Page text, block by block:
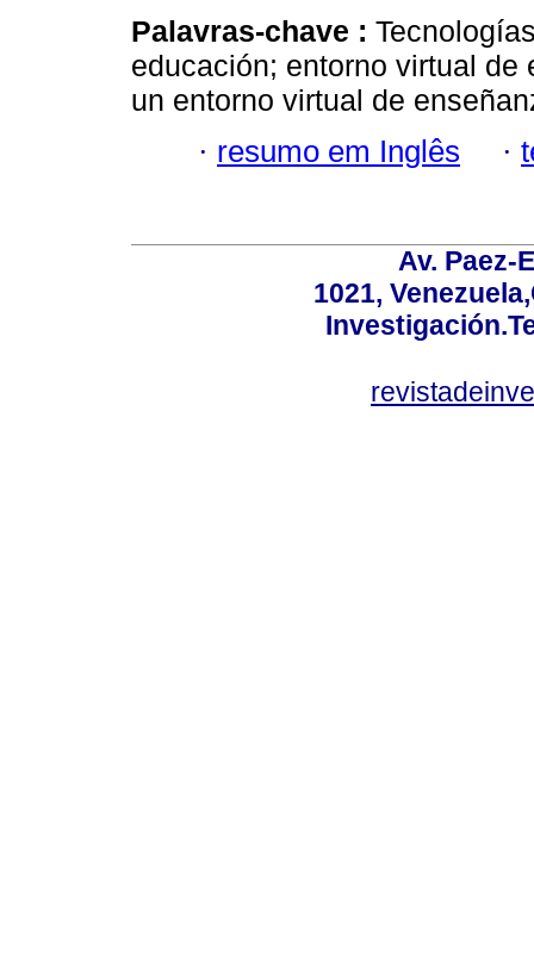
Palavras-chave :
educación; entorno virtual
un entorno virtual de
· resumo em Inglês ·
Av. Paez-
1021,